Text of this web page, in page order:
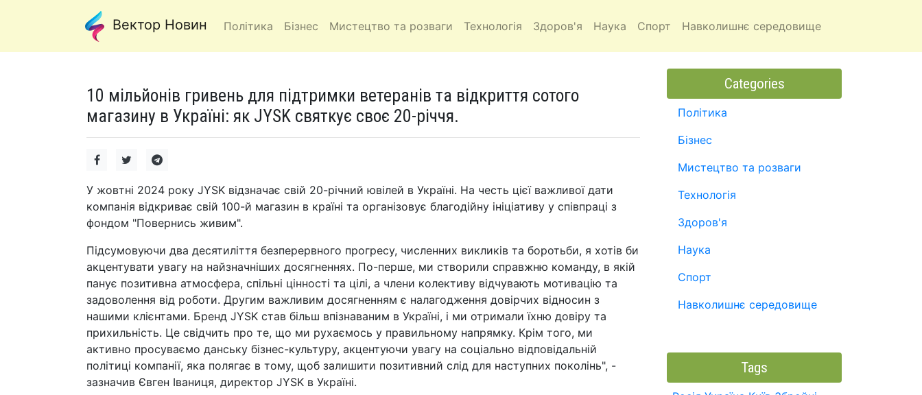
Вектор Новин Політика Бізнес Мистецтво та розваги Технологія Здоров'я Наука Спорт Навколишнє середовище
10 мільйонів гривень для підтримки ветеранів та відкриття сотого
магазину в Україні: як JYSK святкує своє 20-річчя.
У жовтні 2024 року JYSK відзначає свій 20-річний ювілей в Україні. На честь цієї важливої дати
компанія відкриває свій 100-й магазин в країні та організовує благодійну ініціативу у співпраці з
фондом "Повернись живим".
Підсумовуючи два десятиліття безперервного прогресу, численних викликів та боротьби, я хотів би
акцентувати увагу на найзначніших досягненнях. По-перше, ми створили справжню команду, в якій
панує позитивна атмосфера, спільні цінності та цілі, а члени колективу відчувають мотивацію та
задоволення від роботи. Другим важливим досягненням є налагодження довірчих відносин з
нашими клієнтами. Бренд JYSK став більш впізнаваним в Україні, і ми отримали їхню довіру та
прихильність. Це свідчить про те, що ми рухаємось у правильному напрямку. Крім того, ми
активно просуваємо данську бізнес-культуру, акцентуючи увагу на соціально відповідальній
політиці компанії, яка полягає в тому, щоб залишити позитивний слід для наступних поколінь", -
зазначив Євген Іваниця, директор JYSK в Україні.
Categories
Політика
Бізнес
Мистецтво та розваги
Технологія
Здоров'я
Наука
Спорт
Навколишнє середовище
Tags